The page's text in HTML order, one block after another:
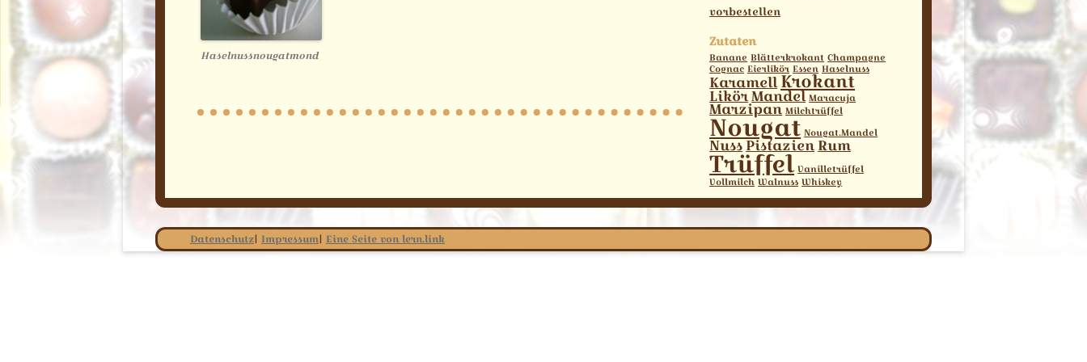
Haselnussnougatmond
vorbestellen
Zutaten
Banane Blätterkrokant Champagne
Cognac Eierlikör Essen Haselnuss
KaramellKrokant
LikörMandel Maracuja
Marzipan Milchtrüffel
Nougat Nougat.Mandel
NussPistazien Rum
Trüffel Vanilletrüffel
Vollmilch Walnuss Whiskey
Datenschutz| Impressum| Eine Seite von lern.link